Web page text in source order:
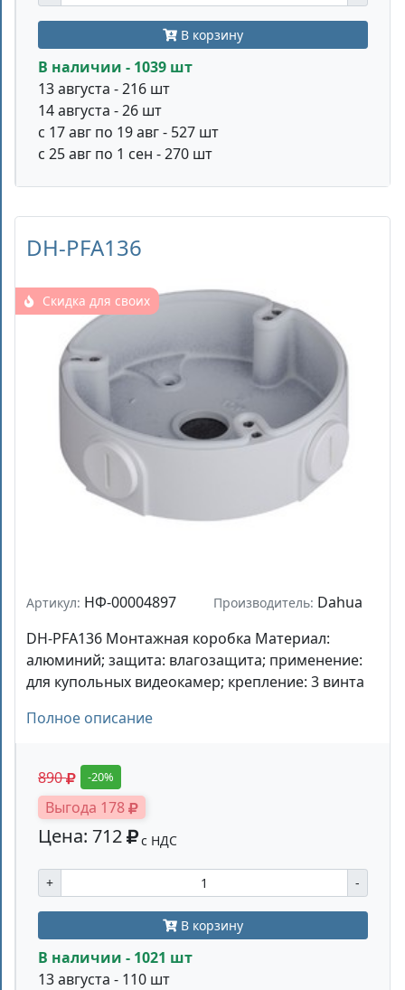
В корзину
В наличии - 1039 шт
13 августа - 216 шт
14 августа - 26 шт
с 17 авг по 19 авг - 527 шт
с 25 авг по 1 сен - 270 шт
DH-PFA136
Скидка для своих
Артикул: НФ-00004897 Производитель: Dahua
DH-PFA136 Монтажная коробка Материал:
алюминий; защита: влагозащита; применение:
для купольных видеокамер; крепление: 3 винта
Полное описание
890 -20%
Выгода 178
Цена: 712 с НДС
+ -
В корзину
В наличии - 1021 шт
13 августа - 110 шт